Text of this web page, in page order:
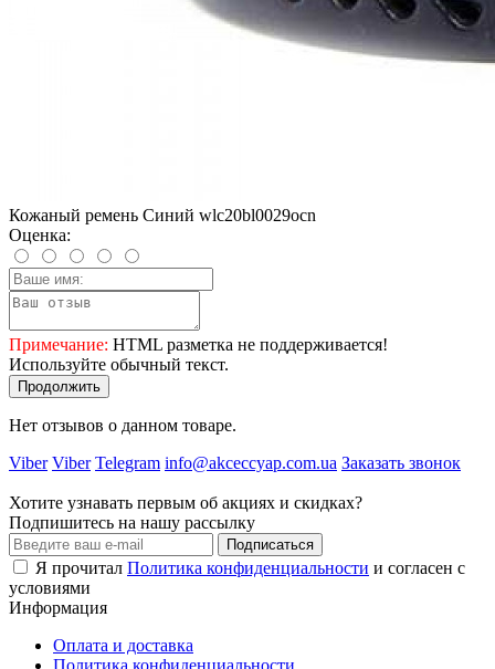
Кожаный ремень Синий wlc20bl0029ocn
Оценка:
Примечание: HTML разметка не поддерживается!
Используйте обычный текст.
Продолжить
Нет отзывов о данном товаре.
Viber Viber Telegram info@akceccyap.com.ua Заказать звонок
Хотите узнавать первым об акциях и скидках?
Подпишитесь на нашу рассылку
Подписаться
Я прочитал Политика конфиденциальности и согласен с
условиями
Информация
Оплата и доставка